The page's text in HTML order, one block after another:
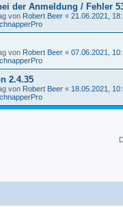
der Anmeldung / Fehler
von Robert Beer « 21.06.2021,
von Robert Beer « 07.06.2021,
2.4.35
von Robert Beer « 18.05.2021,